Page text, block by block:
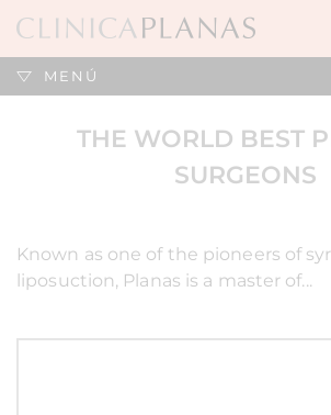
MENÚ
THE WORLD BEST
SURGEONS
Known as one of the pioneers of
liposuction, Planas is a master of...